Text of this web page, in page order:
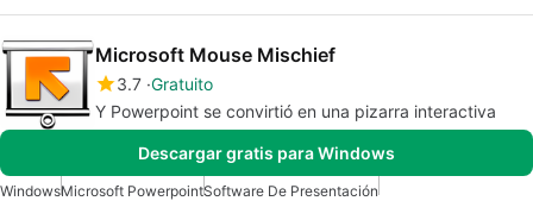
Microsoft Mouse Mischief
3.7 Gratuito
Y Powerpoint se convirtió en una pizarra interactiva
Descargar gratis para Windows
WindowsMicrosoft PowerpointSoftware De Presentación